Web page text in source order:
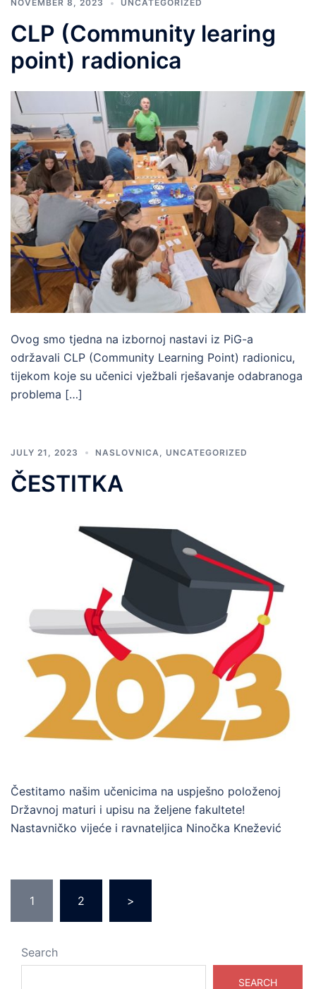
NOVEMBER 8, 2023 UNCATEGORIZED
CLP (Community learing
point) radionica
Ovog smo tjedna na izbornoj nastavi iz PiG-a
održavali CLP (Community Learning Point) radionicu,
tijekom koje su učenici vježbali rješavanje odabranoga
problema […]
JULY 21, 2023 NASLOVNICA UNCATEGORIZED
ČESTITKA
Čestitamo našim učenicima na uspješno položenoj
Državnoj maturi i upisu na željene fakultete!
Nastavničko vijeće i ravnateljica Ninočka Knežević
pagination
1 2 >
Search
SEARCH